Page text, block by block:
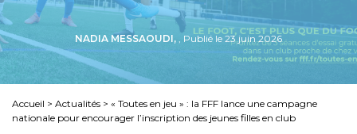
NADIA MESSAOUDI, , Publié le 23 juin 2026
Accueil > Actualités > « Toutes en jeu » : la FFF lance une campagne
nationale pour encourager l’inscription des jeunes filles en club